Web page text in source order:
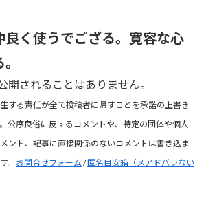
良く使うでござる。寛容な心
開されることはありません。
する責任が全て投稿者に帰すことを承諾の上書き
公序良俗に反するコメントや、特定の団体や個人
ント、記事に直接関係のないコメントは書き込ま
。 お問合せフォーム /匿名目安箱（メアドバレない